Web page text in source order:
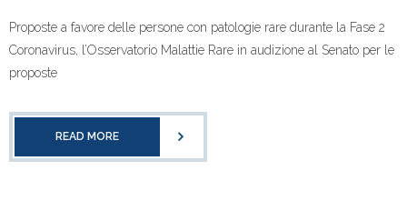
Proposte a favore delle persone con patologie rare durante la Fase 2
Coronavirus, l’Osservatorio Malattie Rare in audizione al Senato per le
proposte
READ MORE